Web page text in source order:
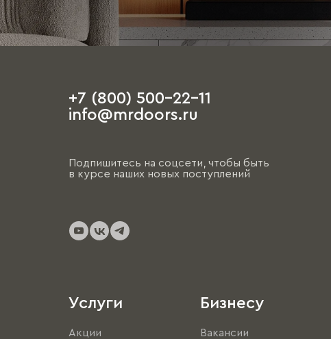
+7 (800) 500-22-11
info@mrdoors.ru
Подпишитесь на соцсети, чтобы быть
в курсе наших новых поступлений
Услуги
Акции
Бизнесу
Вакансии